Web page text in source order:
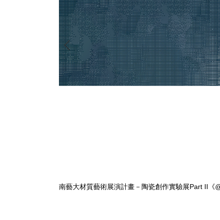
南藝大材質藝術展演計畫－陶瓷創作實驗展Part II《